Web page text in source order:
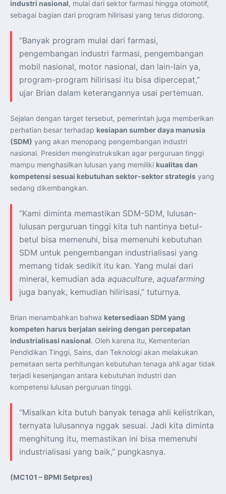
Perkuat Kerja Sama Repatriasi Artefak Budaya
Menteri PKP dan Ketua DEN Perkuat Kolaborasi
Teknologi, Data, dan Pembiayaan Demi Percepatan
hingga 28 Juli 2026, Kesempatan Raih Pengalaman Kerja
dan Sertifikasi Kompetensi
KASAU Bekali 154 Perwira Remaja AAU 2026, Tekankan
Integritas dan Profesionalisme sebagai Bekal
Pengabdian
Menlu Sugiono Dorong Kemitraan ASEAN–Inggris yang
Lebih Erat Hadapi Tantangan Global
Indonesia Dorong ASEAN dan Uni Eropa Perkuat
Stabilitas Global melalui Kemitraan Strategis
Kemitraan ASEAN–Kanada Perkuat Ketahanan Ekonomi,
Pangan, dan Energi Kawasan
ASEAN dan India Perkuat Ketahanan Kawasan lewat
Kerja Sama Maritim, Ekonomi, dan Kesehatan
BI Pertahankan BI-Rate 5,75 Persen untuk Jaga
Stabilitas dan Dukung Pertumbuhan Ekonomi
Kepala BGN Sudaryono Tegaskan Komitmen Perkuat
Transparansi dan Akuntabilitas Program Makan Bergizi
Gratis
industri nasional, mulai dari sektor farmasi hingga otomotif,
sebagai bagian dari program hilirisasi yang terus didorong.
“Banyak program mulai dari farmasi,
pengembangan industri farmasi, pengembangan
mobil nasional, motor nasional, dan lain-lain ya,
program-program hilirisasi itu bisa dipercepat,”
ujar Brian dalam keterangannya usai pertemuan.
Sejalan dengan target tersebut, pemerintah juga memberikan
perhatian besar terhadap kesiapan sumber daya manusia
(SDM) yang akan menopang pengembangan industri
nasional. Presiden menginstruksikan agar perguruan tinggi
mampu menghasilkan lulusan yang memiliki kualitas dan
kompetensi sesuai kebutuhan sektor-sektor strategis yang
sedang dikembangkan.
“Kami diminta memastikan SDM-SDM, lulusan-
lulusan perguruan tinggi kita tuh nantinya betul-
betul bisa memenuhi, bisa memenuhi kebutuhan
SDM untuk pengembangan industrialisasi yang
memang tidak sedikit itu kan. Yang mulai dari
mineral, kemudian ada aquaculture, aquafarming
juga banyak, kemudian hilirisasi,” tuturnya.
Brian menambahkan bahwa ketersediaan SDM yang
kompeten harus berjalan seiring dengan percepatan
industrialisasi nasional. Oleh karena itu, Kementerian
Pendidikan Tinggi, Sains, dan Teknologi akan melakukan
pemetaan serta perhitungan kebutuhan tenaga ahli agar tidak
terjadi kesenjangan antara kebutuhan industri dan
kompetensi lulusan perguruan tinggi.
“Misalkan kita butuh banyak tenaga ahli kelistrikan,
ternyata lulusannya nggak sesuai. Jadi kita diminta
menghitung itu, memastikan ini bisa memenuhi
industrialisasi yang baik,” pungkasnya.
(MC101 – BPMI Setpres)